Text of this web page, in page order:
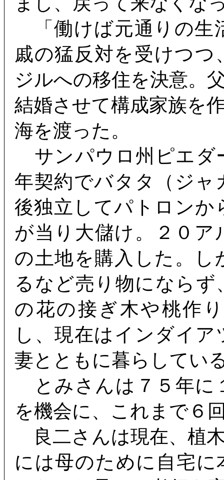
「働けば元通りの生
戚の猛反対を受けつ
ジルへの移住を決意。
結婚させて構成家族を
海を渡った。
サンパウロ州ピエダ
年契約でバタタ（ジャ
後独立してパトロンか
が当り大儲け。２０
の土地を購入した。し
るなど売り物になら
の花の接ぎ木や桃作
し、現在はインダイ
妻とともに暮らしてい
とみさんは７５年に
を機会に、これまで６
良二さんは現在、植
には母のために自宅